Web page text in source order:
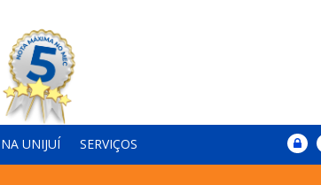
UNIJUÍ SERVIÇOS